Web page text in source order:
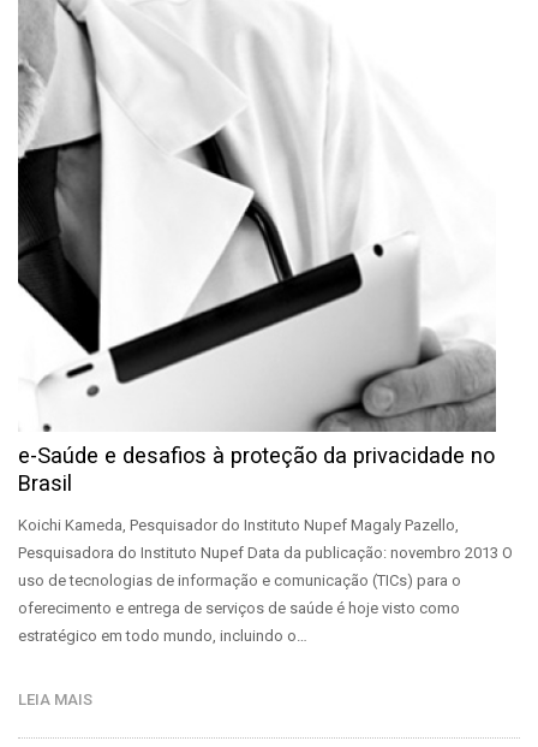
e-Saúde e desafios à proteção da privacidade no
Brasil
Koichi Kameda, Pesquisador do Instituto Nupef Magaly Pazello,
Pesquisadora do Instituto Nupef Data da publicação: novembro 2013 O
uso de tecnologias de informação e comunicação (TICs) para o
oferecimento e entrega de serviços de saúde é hoje visto como
estratégico em todo mundo, incluindo o…
LEIA MAIS